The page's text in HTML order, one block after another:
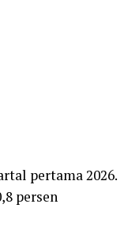
pertama 2026.
persen